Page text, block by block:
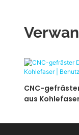
CNC-
aus